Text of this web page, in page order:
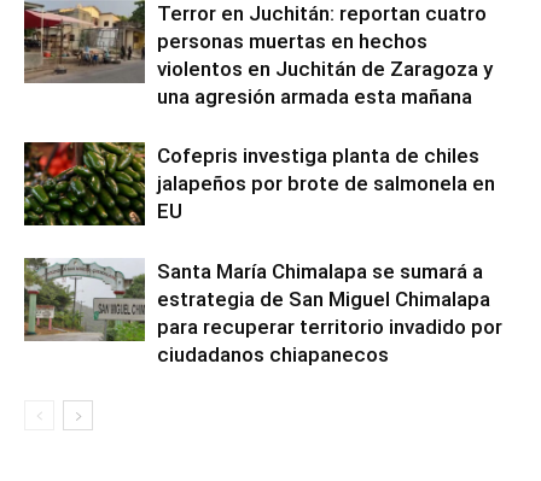
Terror en Juchitán: reportan cuatro
personas muertas en hechos
violentos en Juchitán de Zaragoza y
una agresión armada esta mañana
Cofepris investiga planta de chiles
jalapeños por brote de salmonela en
EU
Santa María Chimalapa se sumará a
estrategia de San Miguel Chimalapa
para recuperar territorio invadido por
ciudadanos chiapanecos